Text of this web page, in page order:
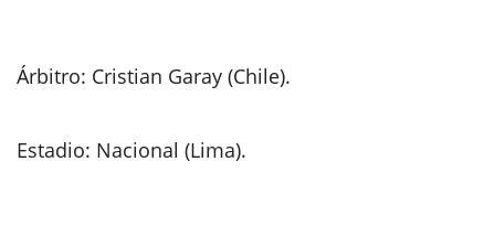
Árbitro: Cristian Garay (Chile).
Estadio: Nacional (Lima).